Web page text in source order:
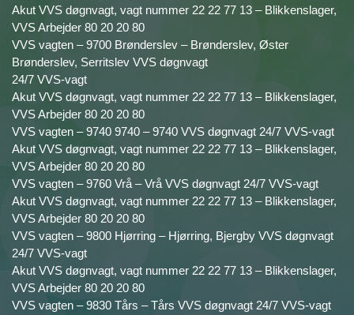
Akut VVS døgnvagt, vagt nummer 22 22 77 13 – Blikkenslager,
VVS Arbejder 80 20 20 80
VVS vagten – 9700 Brønderslev – Brønderslev, Øster
Brønderslev, Serritslev VVS døgnvagt
24/7 VVS-vagt
Akut VVS døgnvagt, vagt nummer 22 22 77 13 – Blikkenslager,
VVS Arbejder 80 20 20 80
VVS vagten – 9740 9740 – 9740 VVS døgnvagt 24/7 VVS-vagt
Akut VVS døgnvagt, vagt nummer 22 22 77 13 – Blikkenslager,
VVS Arbejder 80 20 20 80
VVS vagten – 9760 Vrå – Vrå VVS døgnvagt 24/7 VVS-vagt
Akut VVS døgnvagt, vagt nummer 22 22 77 13 – Blikkenslager,
VVS Arbejder 80 20 20 80
VVS vagten – 9800 Hjørring – Hjørring, Bjergby VVS døgnvagt
24/7 VVS-vagt
Akut VVS døgnvagt, vagt nummer 22 22 77 13 – Blikkenslager,
VVS Arbejder 80 20 20 80
VVS vagten – 9830 Tårs – Tårs VVS døgnvagt 24/7 VVS-vagt